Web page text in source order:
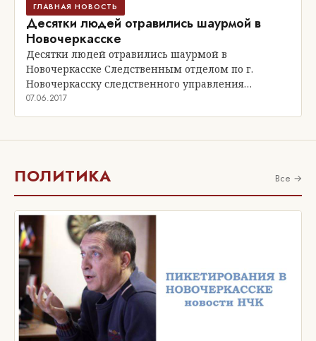
ГЛАВНАЯ НОВОСТЬ
Десятки людей отравились шаурмой в
Новочеркасске
Десятки людей отравились шаурмой в
Новочеркасске Следственным отделом по г.
Новочеркасску следственного управления…
07.06.2017
ПОЛИТИКА Все →